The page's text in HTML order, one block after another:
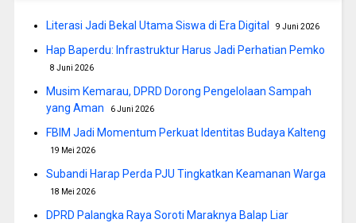
Literasi Jadi Bekal Utama Siswa di Era Digital 9 Juni 2026
Hap Baperdu: Infrastruktur Harus Jadi Perhatian Pemko
8 Juni 2026
Musim Kemarau, DPRD Dorong Pengelolaan Sampah
yang Aman
6 Juni 2026
FBIM Jadi Momentum Perkuat Identitas Budaya Kalteng
19 Mei 2026
Subandi Harap Perda PJU Tingkatkan Keamanan Warga
18 Mei 2026
DPRD Palangka Raya Soroti Maraknya Balap Liar